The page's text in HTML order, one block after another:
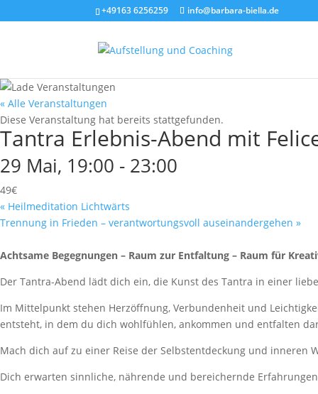
+49163 6256259 info@barbara-biella.de
« Alle Veranstaltungen
Diese Veranstaltung hat bereits stattgefunden.
Tantra Erlebnis-Abend mit
29 Mai, 19:00 - 23:00
49€
« Heilmeditation Lichtwärts
Trennung in Frieden – verantwortungsvoll auseinandergehen »
Achtsame Begegnungen – Raum zur Entfaltung – Raum für
Der Tantra-Abend lädt dich ein, die Kunst des Tantra in einer
Im Mittelpunkt stehen Herzöffnung, Verbundenheit und
entsteht, in dem du dich wohlfühlen, ankommen und entfalten
Mach dich auf zu einer Reise der Selbstentdeckung und inneren
Dich erwarten sinnliche, nährende und bereichernde